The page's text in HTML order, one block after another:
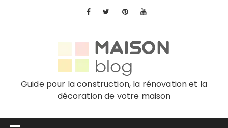
Guide pour la construction, la rénovation et la
décoration de votre maison